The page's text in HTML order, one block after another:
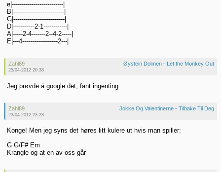
e|--------------------------|
B|--------------------------|
G|--------------------------|
D|-----------2-1------------|
A|-----2-4-------2--4-2-----|
E|---4------------------2---|
Zahl89
25/04-2012 20:38
Øystein Dolmen - Let the Monkey Out
Jeg prøvde å google det, fant ingenting...
Zahl89
23/04-2012 23:28
Jokke Og Valentinerne - Tilbake Til Deg
Konge! Men jeg syns det høres litt kulere ut hvis man spiller:
G G/F# Em
Krangle og at en av oss går